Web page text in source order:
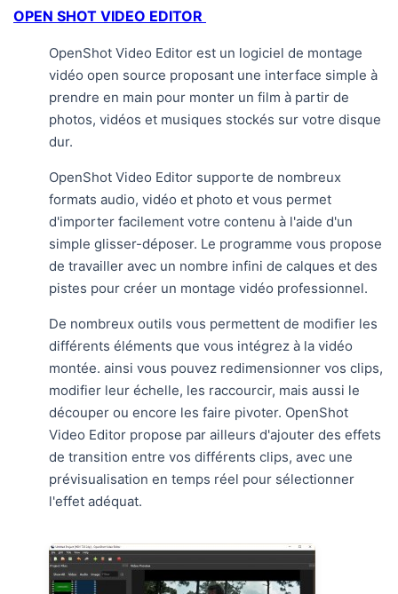
OPEN SHOT VIDEO EDITOR
OpenShot Video Editor est un logiciel de montage
vidéo open source proposant une interface simple à
prendre en main pour monter un film à partir de
photos, vidéos et musiques stockés sur votre disque
dur.
OpenShot Video Editor supporte de nombreux
formats audio, vidéo et photo et vous permet
d'importer facilement votre contenu à l'aide d'un
simple glisser-déposer. Le programme vous propose
de travailler avec un nombre infini de calques et des
pistes pour créer un montage vidéo professionnel.
De nombreux outils vous permettent de modifier les
différents éléments que vous intégrez à la vidéo
montée. ainsi vous pouvez redimensionner vos clips,
modifier leur échelle, les raccourcir, mais aussi le
découper ou encore les faire pivoter. OpenShot
Video Editor propose par ailleurs d'ajouter des effets
de transition entre vos différents clips, avec une
prévisualisation en temps réel pour sélectionner
l'effet adéquat.